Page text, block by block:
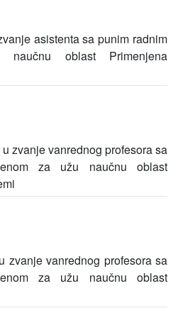
asistenta sa punim radnim
oblast Primenjena
u zvanje vanrednog profesora sa
za užu naučnu oblast
zvanje vanrednog profesora sa
za užu naučnu oblast